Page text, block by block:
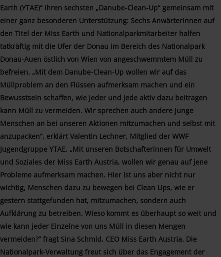
Earth (YTAE)“ ihren sechsten „Danube-Clean-Up“ gemeinsam mit
einer ganz besonderen Unterstützung: Sechs Anwärterinnen auf
den Titel der Miss Earth und Nationalparkmitarbeiter halfen
tatkräftig mit die Ufer der Donau im Bereich des Nationalpark
Donau-Auen östlich von Wien von angeschwemmtem Müll zu
befreien. „Mit dem Danube-Clean-Up wollen wir auf das
Müllproblem an den Flüssen aufmerksam machen und ein
Bewusstsein schaffen, wie jeder und jede aktiv dazu beitragen
kann Müll zu vermeiden. Wir sprechen auch andere junge
Menschen an bei unseren Aktionen mitzumachen und selbst mit
anzupacken“, erklärt Valentin Lechner, Mitglied der WWF
Jugendgruppe YTAE. „Mit unseren Botschafterinnen für Umwelt
und Soziales der Miss Earth Austria, wollen wir genau auf jene
Probleme aufmerksam machen. Hier ist uns aber nicht nur
wichtig, Menschen dazu zu bewegen bei Clean Ups, wie er
gestern stattgefunden hat, mitzumachen, sondern auch
Aufklärung zu betreiben. Wieso kommt es überhaupt so weit und
wie kann jeder Einzelne von uns Müll in diesen Mengen
vermeiden?“ fragt Sina Schmid, CEO Miss Earth Austria. Die
Nationalpark-Verwaltung freut sich über das Engagement der